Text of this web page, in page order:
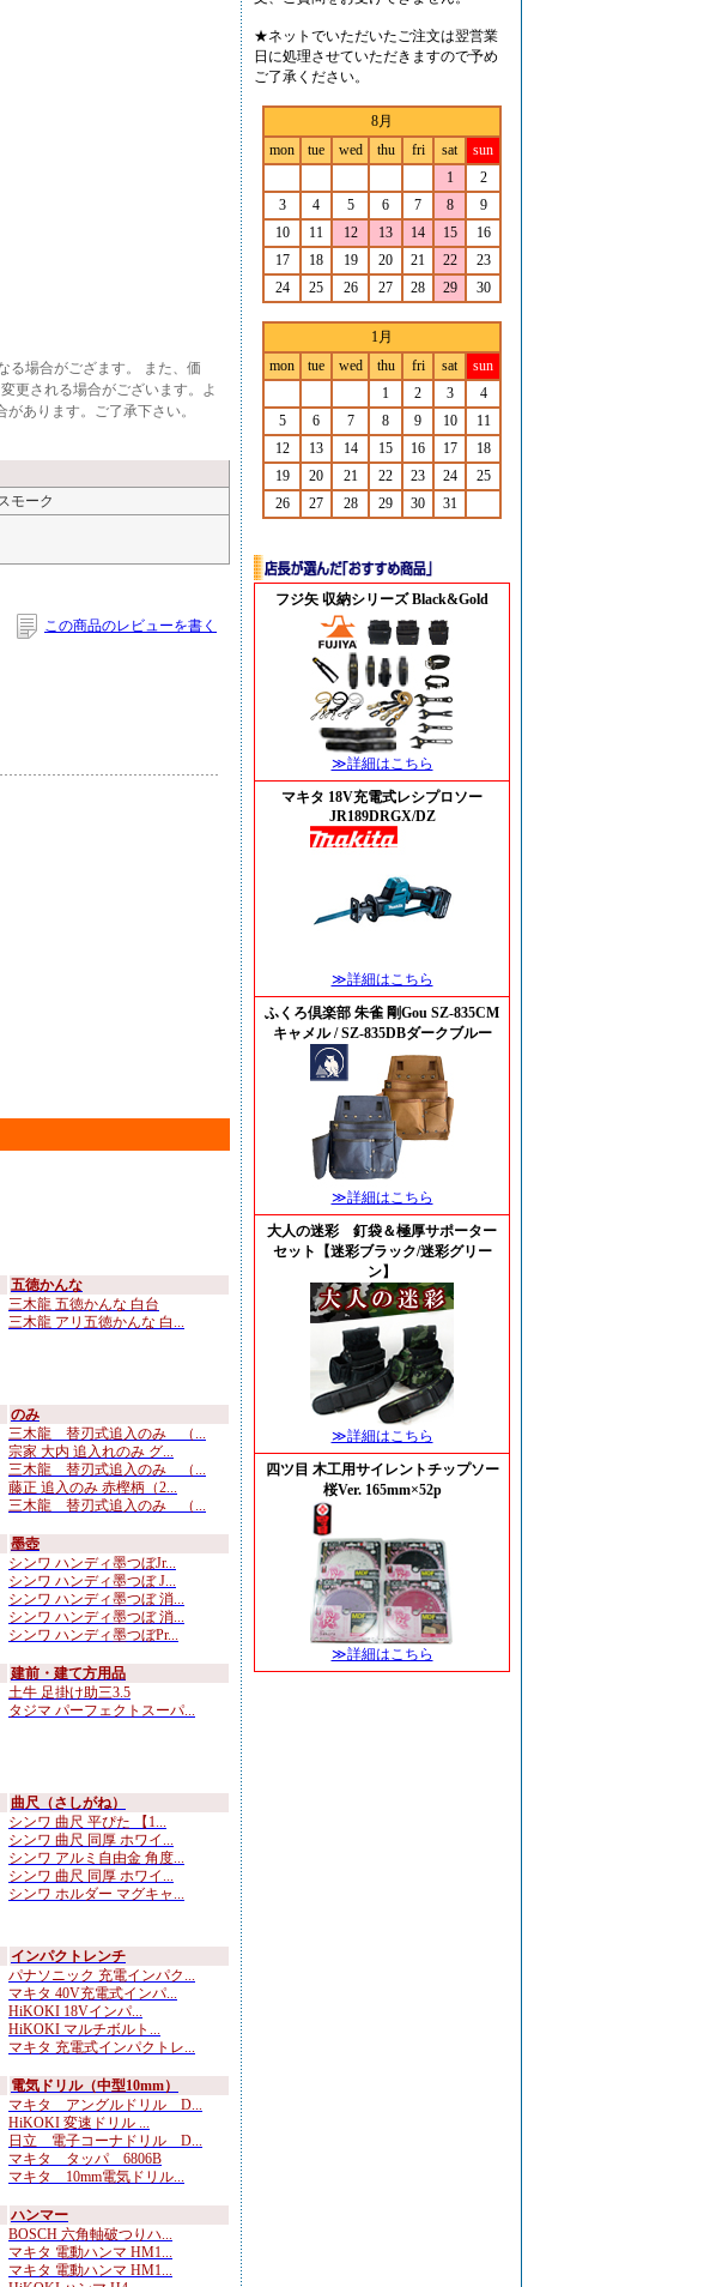
る場合がござます。 また、価
更される場合がございます。よ
あります。ご了承下さい。
モーク
この商品のレビューを書く
五徳かんな
三木龍 五徳かんな 白台
三木龍 アリ五徳かんな 白...
のみ
三木龍 替刃式追入のみ （...
宗家 大内 追入れのみ グ...
三木龍 替刃式追入のみ （...
藤正 追入のみ 赤樫柄（2...
三木龍 替刃式追入のみ （...
墨壺
シンワ ハンディ墨つぼJr...
シンワ ハンディ墨つぼ J...
シンワ ハンディ墨つぼ 消...
シンワ ハンディ墨つぼ 消...
シンワ ハンディ墨つぼPr...
建前・建て方用品
土牛 足掛け助三3.5
タジマ パーフェクトスーパ...
曲尺（さしがね）
シンワ 曲尺 平ぴた 【1...
シンワ 曲尺 同厚 ホワイ...
シンワ アルミ自由金 角度...
シンワ 曲尺 同厚 ホワイ...
シンワ ホルダー マグキャ...
インパクトレンチ
パナソニック 充電インパク...
マキタ 40V充電式インパ...
HiKOKI 18Vインパ...
HiKOKI マルチボルト...
マキタ 充電式インパクトレ...
電気ドリル（中型10mm）
マキタ アングルドリル D...
HiKOKI 変速ドリル ...
日立 電子コーナドリル D...
マキタ タッパ 6806B
マキタ 10mm電気ドリル...
ハンマー
BOSCH 六角軸破つりハ...
マキタ 電動ハンマ HM1...
マキタ 電動ハンマ HM1...
★ネットでいただいたご注文は翌営業
日に処理させていただきますので予め
ご了承ください。
8月
mon
tue wed thu fri sat
sun
1
2
3
4 5 6 7 8
9
10
11 12 13 14 15
16
17
18 19 20 21 22
23
24
25 26 27 28 29 30
1月
mon
tue wed thu fri sat
sun
1
2 3
4
5
6 7 8 9 10
11
12
13 14 15 16 17
18
19
20 21 22 23 24
25
26
27 28 29 30 31
フジ矢 収納シリーズ Black&Gold
≫詳細はこちら
マキタ 18V充電式レシプロソー
JR189DRGX/DZ
≫詳細はこちら
ふくろ倶楽部 朱雀 剛Gou SZ-835CM
キャメル / SZ-835DBダークブルー
≫詳細はこちら
大人の迷彩 釘袋＆極厚サポーター
セット【迷彩ブラック/迷彩グリー
ン】
≫詳細はこちら
四ツ目 木工用サイレントチップソー
桜Ver. 165mm×52p
≫詳細はこちら